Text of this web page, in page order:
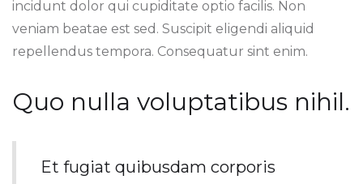
incidunt dolor qui cupiditate optio facilis. Non
veniam beatae est sed. Suscipit eligendi aliquid
repellendus tempora. Consequatur sint enim.
Quo nulla voluptatibus nihil.
Et fugiat quibusdam corporis